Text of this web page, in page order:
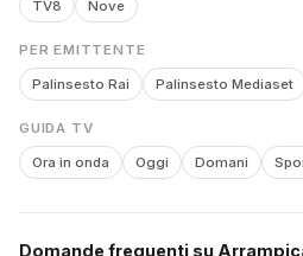
TV8
Nove
PER EMITTENTE
Palinsesto Rai Palinsesto Mediaset
GUIDA TV
Ora in onda Oggi Domani
Domande frequenti su